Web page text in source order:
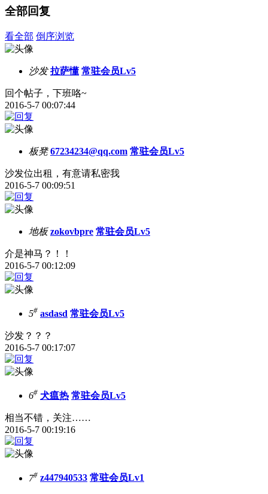
全部回复
看全部 倒序浏览
沙发 拉萨懂 常驻会员Lv5
回个帖子，下班咯~
2016-5-7 00:07:44
板凳 67234234@qq.com 常驻会员Lv5
沙发位出租，有意请私密我
2016-5-7 00:09:51
地板 zokovbpre 常驻会员Lv5
介是神马？！！
2016-5-7 00:12:09
5# asdasd 常驻会员Lv5
沙发？？？
2016-5-7 00:17:07
6# 犬瘟热 常驻会员Lv5
相当不错，关注……
2016-5-7 00:19:16
7# z447940533 常驻会员Lv1